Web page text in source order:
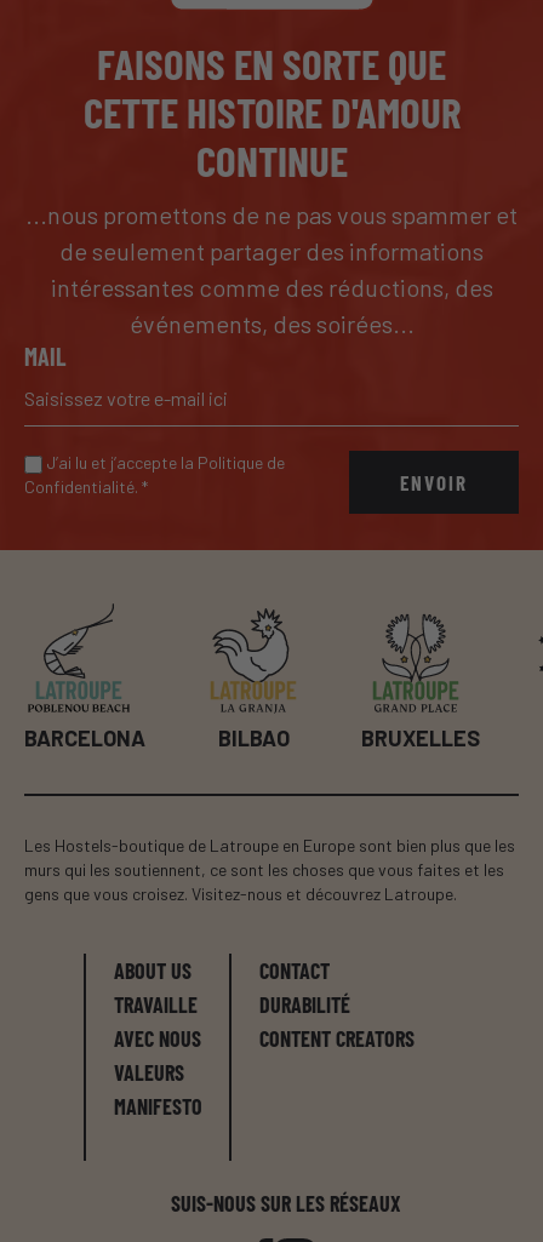
FAISONS EN SORTE QUE
CETTE HISTOIRE D'AMOUR
CONTINUE
...nous promettons de ne pas vous spammer et
de seulement partager des informations
intéressantes comme des réductions, des
événements, des soirées...
MAIL
ENVOIR
J’ai lu et j’accepte la Politique de
Confidentialité. *
BARCELONA BILBAO BRUXELLES
Les Hostels-boutique de Latroupe en Europe sont bien plus que les
murs qui les soutiennent, ce sont les choses que vous faites et les
gens que vous croisez. Visitez-nous et découvrez Latroupe.
ABOUT US
TRAVAILLE
AVEC NOUS
VALEURS
MANIFESTO
CONTACT
DURABILITÉ
CONTENT CREATORS
SUIS-NOUS SUR LES RÉSEAUX